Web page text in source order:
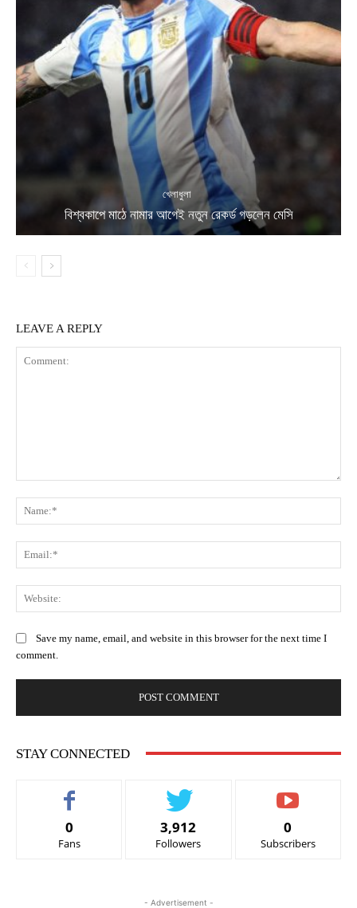
খেলাধুলা
বিশ্বকাপে মাঠে নামার আগেই নতুন রেকর্ড গড়লেন মেসি
LEAVE A REPLY
Save my name, email, and website in this browser for the next time I
comment.
STAY CONNECTED
0
Fans
3,912
Followers
0
Subscribers
- Advertisement -